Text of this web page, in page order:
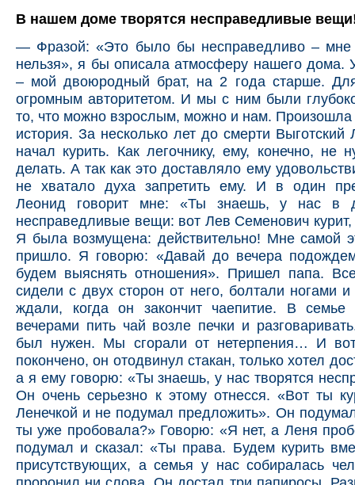
В нашем доме творятся несправедливые
— Фразой: «Это было бы несправедливо –
нельзя», я бы описала атмосферу нашего дома.
– мой двоюродный брат, на 2 года старше.
огромным авторитетом. И мы с ним были
то, что можно взрослым, можно и нам. Произошла
история. За несколько лет до смерти
начал курить. Как легочнику, ему, конечно, не
делать. А так как это доставляло ему
не хватало духа запретить ему. И в один
Леонид говорит мне: «Ты знаешь, у нас в
несправедливые вещи: вот Лев Семенович
Я была возмущена: действительно! Мне самой
пришло. Я говорю: «Давай до вечера
будем выяснять отношения». Пришел папа.
сидели с двух сторон от него, болтали ногами
ждали, когда он закончит чаепитие. В
вечерами пить чай возле печки и
был нужен. Мы сгорали от нетерпения… И
покончено, он отодвинул стакан, только хотел
а я ему говорю: «Ты знаешь, у нас творятся
Он очень серьезно к этому отнесся. «Вот ты
Ленечкой и не подумал предложить». Он
ты уже пробовала?» Говорю: «Я нет, а Леня
подумал и сказал: «Ты права. Будем курить
присутствующих, а семья у нас собиралась